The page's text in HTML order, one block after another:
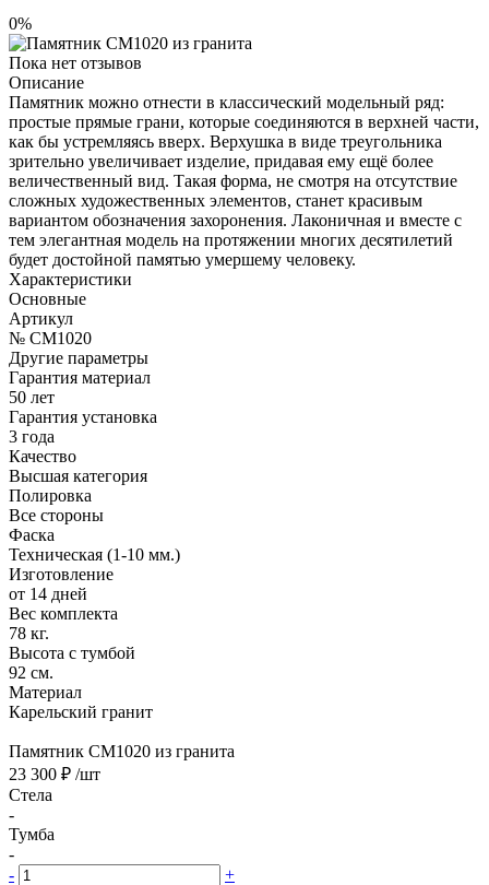
0%
Пока нет отзывов
Описание
Памятник можно отнести в классический модельный ряд:
простые прямые грани, которые соединяются в верхней части,
как бы устремляясь вверх. Верхушка в виде треугольника
зрительно увеличивает изделие, придавая ему ещё более
величественный вид. Такая форма, не смотря на отсутствие
сложных художественных элементов, станет красивым
вариантом обозначения захоронения. Лаконичная и вместе с
тем элегантная модель на протяжении многих десятилетий
будет достойной памятью умершему человеку.
Характеристики
Основные
Артикул
№ CM1020
Другие параметры
Гарантия материал
50 лет
Гарантия установка
3 года
Качество
Высшая категория
Полировка
Все стороны
Фаска
Техническая (1-10 мм.)
Изготовление
от 14 дней
Вес комплекта
78 кг.
Высота с тумбой
92 см.
Материал
Карельский гранит
Памятник CM1020 из гранита
23 300 ₽ /шт
Стела
-
Тумба
-
-
+